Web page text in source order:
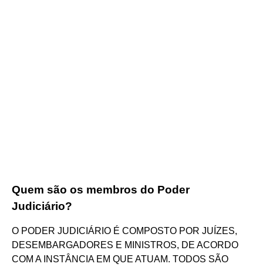
Quem são os membros do Poder
Judiciário?
O PODER JUDICIÁRIO É COMPOSTO POR JUÍZES,
DESEMBARGADORES E MINISTROS, DE ACORDO
COM A INSTÂNCIA EM QUE ATUAM. TODOS SÃO